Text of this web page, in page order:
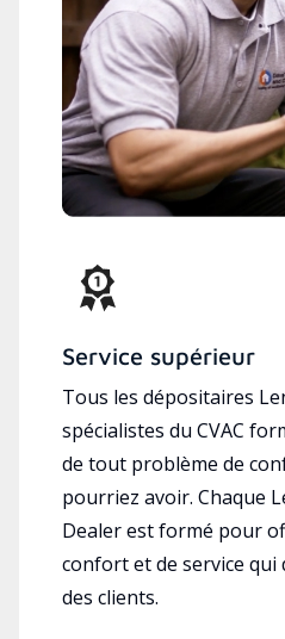
Service supérieur
Tous les dépositaires
spécialistes du CVAC
de tout problème de
pourriez avoir. Chaque
Dealer est formé pour
confort et de service qui
des clients.